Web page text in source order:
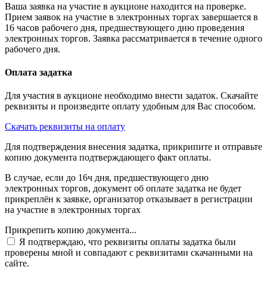
Ваша заявка на участие в аукционе находится на проверке.
Прием заявок на участие в электронных торгах завершается в
16 часов рабочего дня, предшествующего дню проведения
электронных торгов. Заявка рассматривается в течение одного
рабочего дня.
Оплата задатка
Для участия в аукционе необходимо внести задаток. Скачайте
реквизиты и произведите оплату удобным для Вас способом.
Скачать реквизиты на оплату
Для подтверждения внесения задатка, прикрипите и отправьте
копию документа подтверждающего факт оплаты.
В случае, если до 16ч дня, предшествующего дню
электронных торгов, документ об оплате задатка не будет
прикреплён к заявке, организатор отказывает в регистрации
на участие в электронных торгах
Прикрепить копию документа...
Я подтверждаю, что реквизиты оплаты задатка были
проверены мной и совпадают с реквизитами скачанными на
сайте.